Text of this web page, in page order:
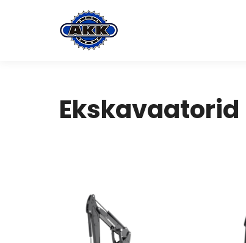
Ekskavaatorid